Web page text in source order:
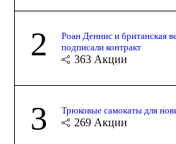
2
Роан Деннис и британская
подписали контракт
363 Акции
3 Трюковые самокаты для
269 Акции